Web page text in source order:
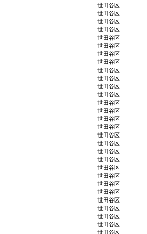
世田谷区
世田谷区
世田谷区
世田谷区
世田谷区
世田谷区
世田谷区
世田谷区
世田谷区
世田谷区
世田谷区
世田谷区
世田谷区
世田谷区
世田谷区
世田谷区
世田谷区
世田谷区
世田谷区
世田谷区
世田谷区
世田谷区
世田谷区
世田谷区
世田谷区
世田谷区
世田谷区
世田谷区
世田谷区